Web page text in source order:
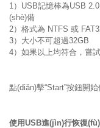
1）USB記憶棒為USB
(shè)備
2）格式為 NTFS 或
3）大小不可超過32GB
4）如果以上均符合，嘗
點(diǎn)擊“Start”按鈕開始
使用USB進(jìn)行恢復(fù)